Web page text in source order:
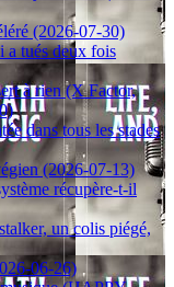
(2026-07-30)
a tués deux fois
à rien (X Factor,
dans tous les stades
(2026-07-13)
récupère-t-il
un colis piégé,
06-26)